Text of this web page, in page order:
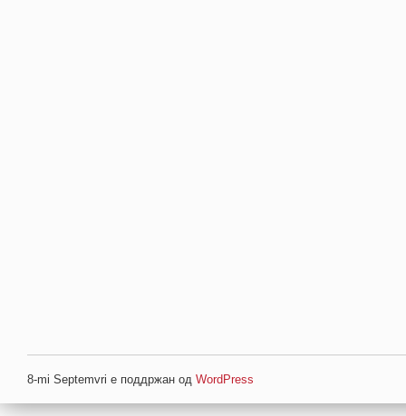
8-mi Septemvri е поддржан од WordPress